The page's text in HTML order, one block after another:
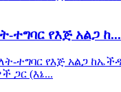
ተግባር የእጅ አልጋ ከ...